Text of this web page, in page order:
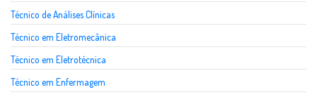
Técnico de Análises Clínicas
Técnico em Eletromecânica
Técnico em Eletrotécnica
Técnico em Enfermagem